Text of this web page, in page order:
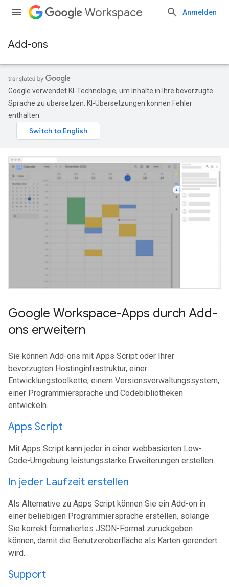
Workspace Anmelden
Add-ons
Google verwendet KI-Technologie, um Inhalte in Ihre bevorzugte
Sprache zu übersetzen. KI-Übersetzungen können Fehler
enthalten.
Google Workspace-Apps durch Add-
ons erweitern
Sie können Add-ons mit Apps Script oder Ihrer
bevorzugten Hostinginfrastruktur, einer
Entwicklungstoolkette, einem Versionsverwaltungssystem,
einer Programmiersprache und Codebibliotheken
entwickeln.
Apps Script
Mit Apps Script kann jeder in einer webbasierten Low-
Code-Umgebung leistungsstarke Erweiterungen erstellen.
In jeder Laufzeit erstellen
Als Alternative zu Apps Script können Sie ein Add-on in
einer beliebigen Programmiersprache erstellen, solange
Sie korrekt formatiertes JSON-Format zurückgeben
können, damit die Benutzeroberfläche als Karten gerendert
wird.
Support